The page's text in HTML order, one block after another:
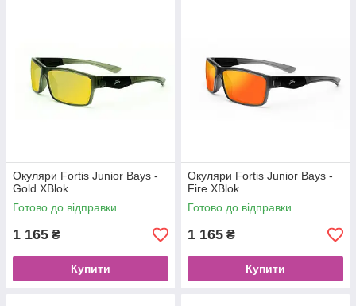
Окуляри Fortis Junior Bays -
Gold XBlok
Готово до відправки
1 165 ₴
Купити
Окуляри Fortis Junior Bays -
Fire XBlok
Готово до відправки
1 165 ₴
Купити